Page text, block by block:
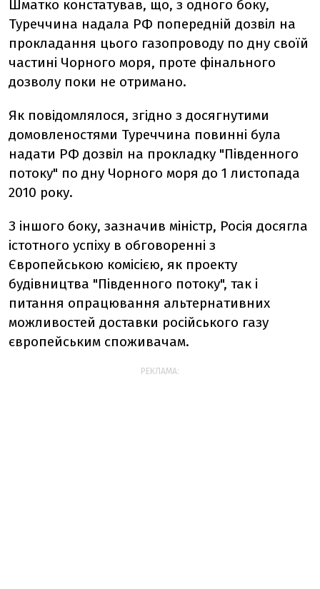
Шматко констатував, що, з одного боку,
Туреччина надала РФ попередній дозвіл на
прокладання цього газопроводу по дну своїй
частині Чорного моря, проте фінального
дозволу поки не отримано.
Як повідомлялося, згідно з досягнутими
домовленостями Туреччина повинні була
надати РФ дозвіл на прокладку "Південного
потоку" по дну Чорного моря до 1 листопада
2010 року.
З іншого боку, зазначив міністр, Росія досягла
істотного успіху в обговоренні з
Європейською комісією, як проекту
будівництва "Південного потоку", так і
питання опрацювання альтернативних
можливостей доставки російського газу
європейським споживачам.
РЕКЛАМА: